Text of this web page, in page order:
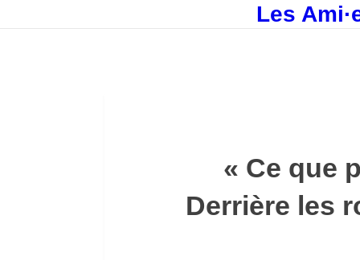
Les
« Ce que
Derrière les